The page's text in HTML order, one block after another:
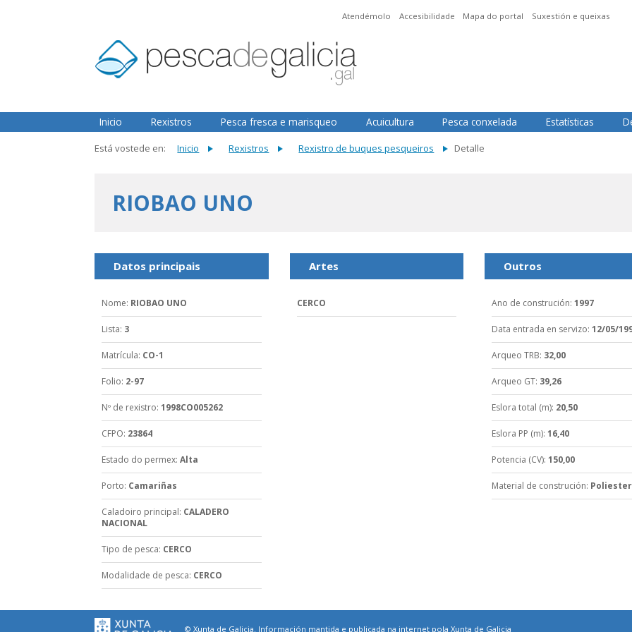
Atendémolo Accesibilidade Mapa do portal Suxestión e queixas
Inicio
Rexistros Pesca fresca e marisqueo Acuicultura Pesca conxelada Estatísticas
Está vostede en: Inicio Rexistros Rexistro de buques pesqueiros Detalle
RIOBAO UNO
Datos principais
Nome: RIOBAO UNO
Lista: 3
Matrícula: CO-1
Folio: 2-97
Nº de rexistro:1998CO005262
CFPO: 23864
Estado do permex:Alta
Porto: Camariñas
Caladoiro principal: CALADERO
NACIONAL
Tipo de pesca: CERCO
Modalidade de pesca: CERCO
Artes
CERCO
Outros
Ano de construción: 1997
Data entrada en servizo: 12/05/
Arqueo TRB: 32,00
Arqueo GT: 39,26
Eslora total (m): 20,50
Eslora PP (m): 16,40
Potencia (CV): 150,00
Material de construción: Poliester
© Xunta de Galicia. Información mantida e publicada na internet pola Xunta de Galicia